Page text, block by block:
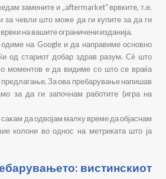
замените и „aftermarket“ врвките, т.е.
за чевли што може да ги купите за да ги
на вашите ограничени изданија.
на Google и да направиме основно
од стариот добар здрав разум. Сè што
моментов е да видиме со што се враќа
предлагање. За ова пребарување напишав
за да ги започнам работите (игра на
да одвојам малку време да објаснам
колони во однос на метриката што ја
вистинскиот